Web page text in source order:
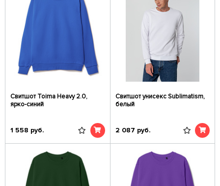
Свитшот Toima Heavy 2.0,
ярко-синий
1 558 руб.
Свитшот унисекс Sublimatism,
белый
2 087 руб.